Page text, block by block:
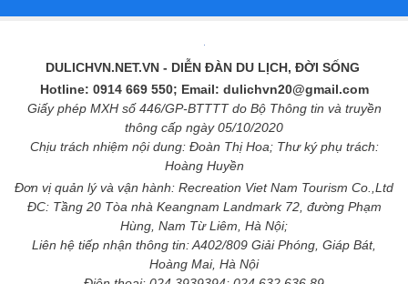
DULICHVN.NET.VN- DIỄN ĐÀN DU LỊCH, ĐỜI SỐNG
Hotline: 0914 669 550; Email: dulichvn20@gmail.com
Giấy phép MXH số 446/GP-BTTTT do Bộ Thông tin và truyền
thông cấp ngày 05/10/2020
Chịu trách nhiệm nội dung: Đoàn Thị Hoa; Thư ký phụ trách:
Hoàng Huyền
Đơn vị quản lý và vận hành: Recreation Viet Nam Tourism Co.,Ltd
ĐC: Tầng 20 Tòa nhà Keangnam Landmark 72, đường Phạm
Hùng, Nam Từ Liêm, Hà Nội;
Liên hệ tiếp nhận thông tin: A402/809 Giải Phóng, Giáp Bát,
Hoàng Mai, Hà Nội